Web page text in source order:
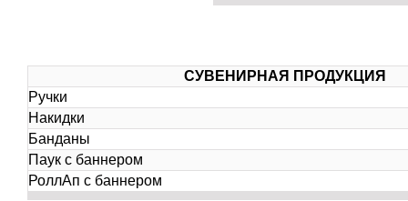
СУВЕНИРНАЯ ПРОДУКЦИЯ
Ручки
Накидки
Банданы
Паук с баннером
РоллАп с баннером